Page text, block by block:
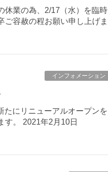
休業の為、2/17（水）を臨時
容赦の程お願い申し上げま
インフォメーション
たにリニューアルオープンを
ります。 2021年2月10日